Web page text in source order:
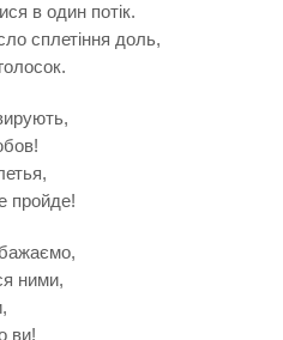
в один потік.
сплетіння доль,
пройде!
ними,
ви!